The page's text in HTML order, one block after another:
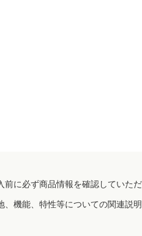
に必ず商品情報を確認していただ
機能、特性等についての関連説